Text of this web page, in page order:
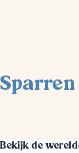
Bekijk de